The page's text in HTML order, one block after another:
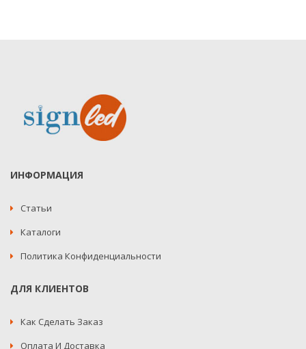
ИНФОРМАЦИЯ
Статьи
Каталоги
Политика Конфиденциальности
ДЛЯ КЛИЕНТОВ
Как Сделать Заказ
Оплата И Доставка